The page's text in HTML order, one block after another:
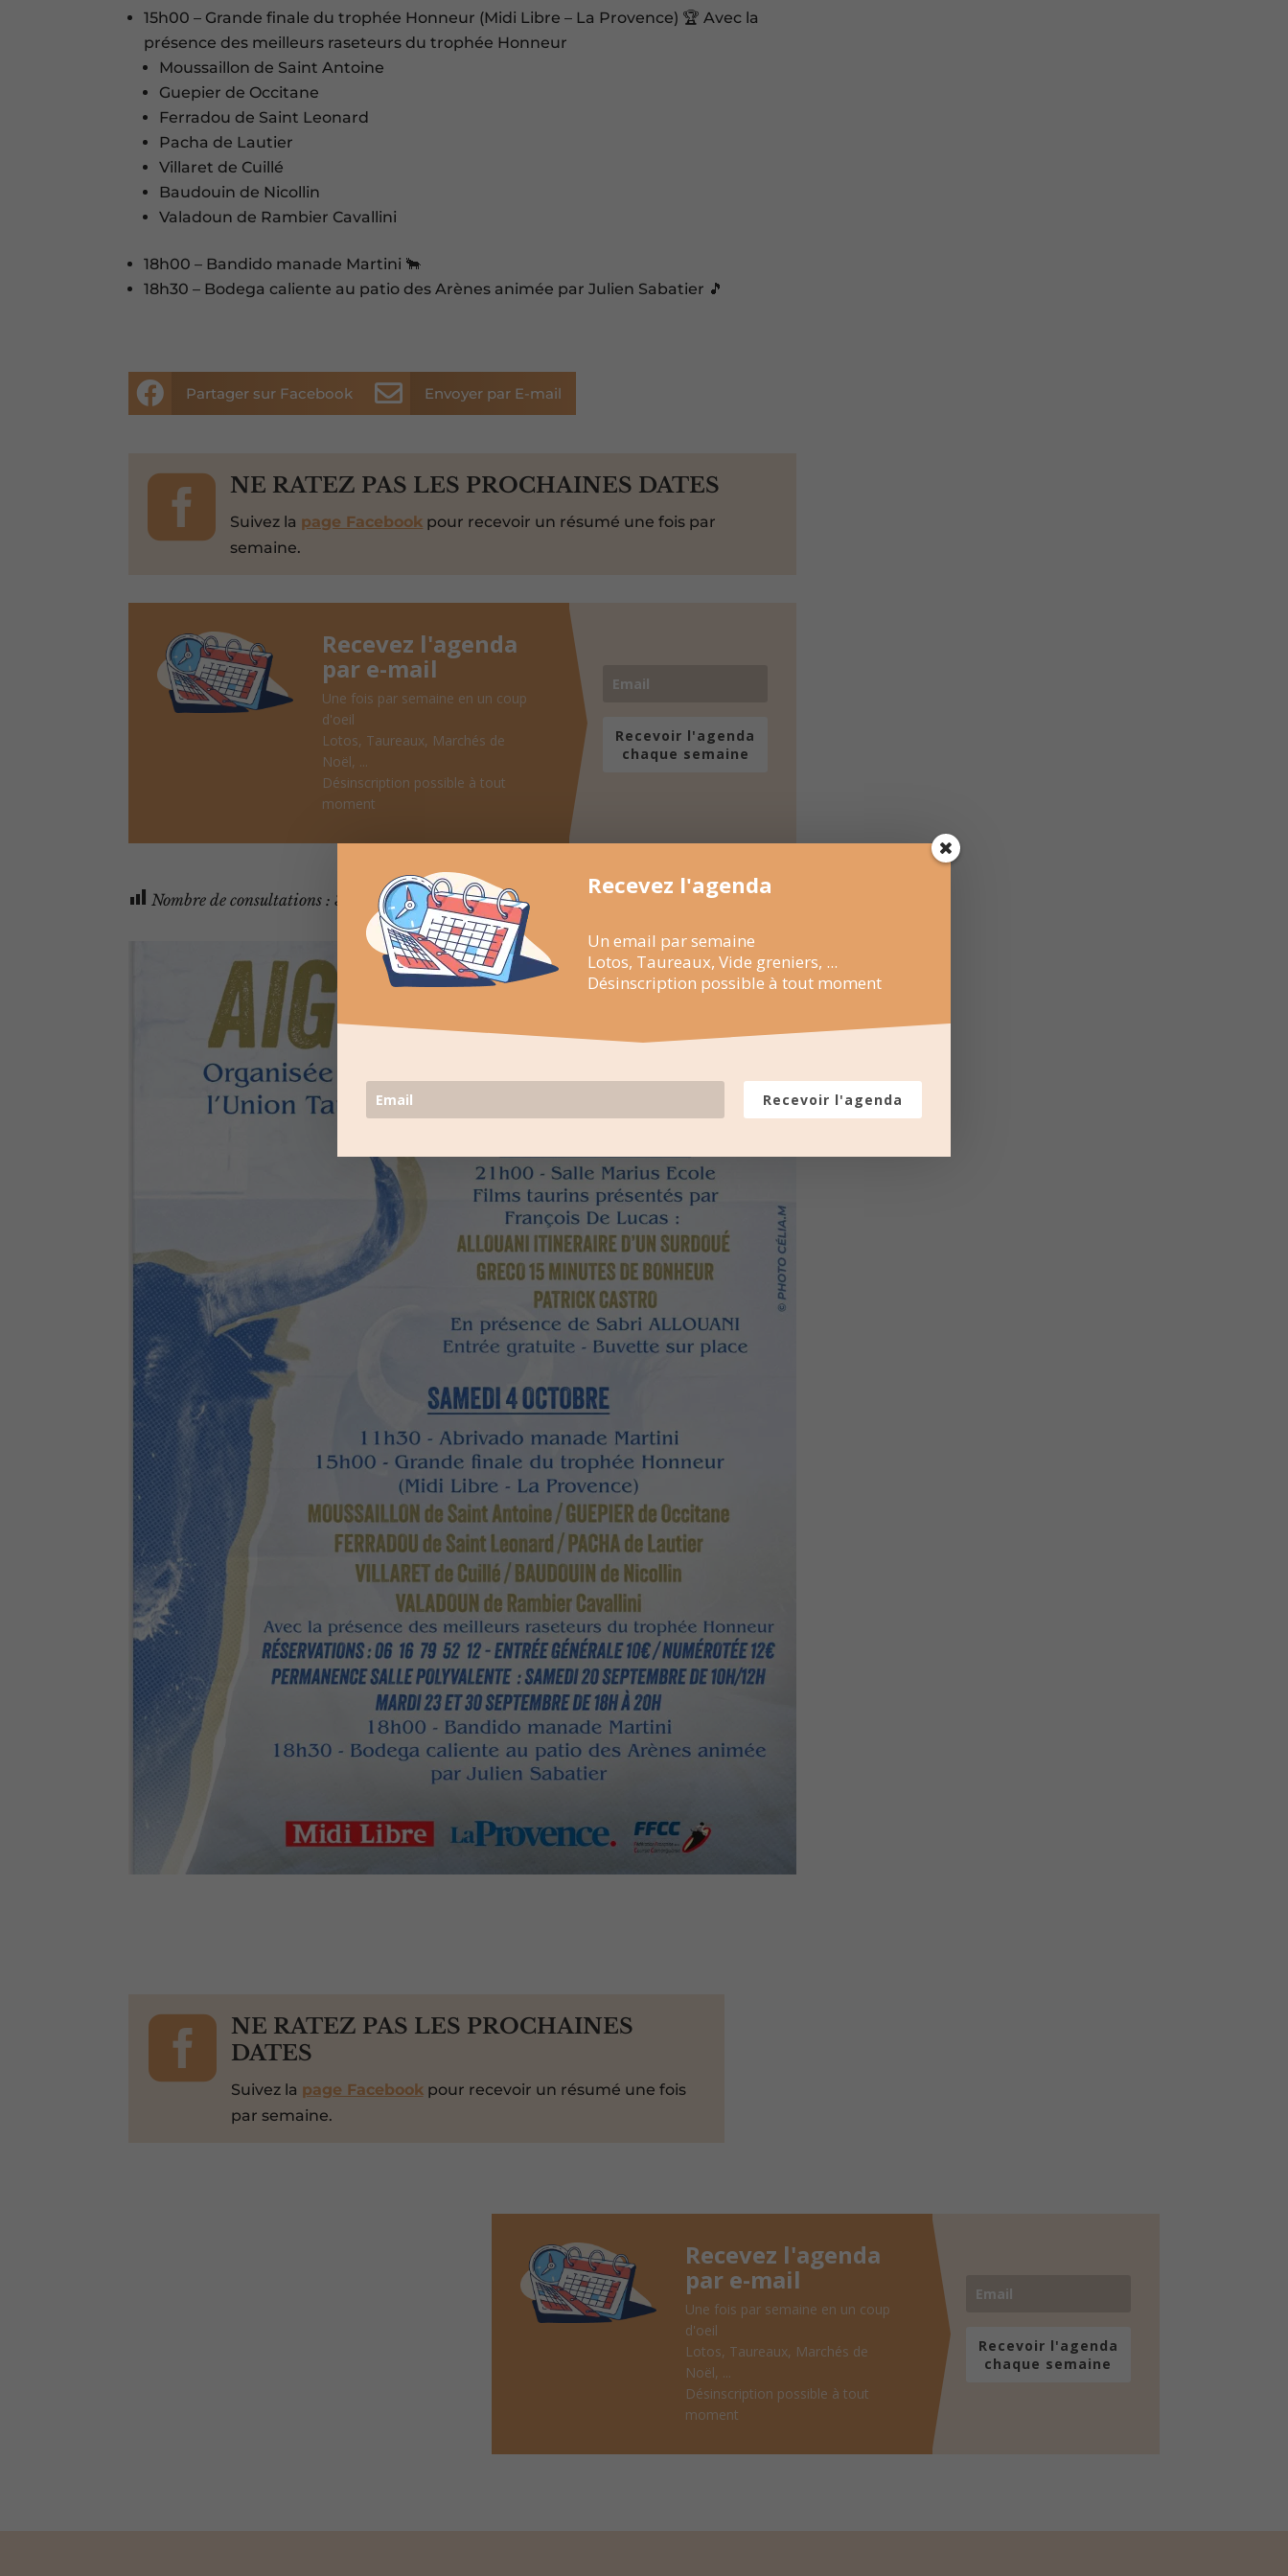
15h00 – Grande finale du trophée Honneur (Midi Libre – La Provence) 🏆 Avec la
présence des meilleurs raseteurs du trophée Honneur
Moussaillon de Saint Antoine
Guepier de Occitane
Ferradou de Saint Leonard
Pacha de Lautier
Villaret de Cuillé
Baudouin de Nicollin
Valadoun de Rambier Cavallini
18h00 – Bandido manade Martini 🐂
18h30 – Bodega caliente au patio des Arènes animée par Julien Sabatier 🎵
 Partager sur Facebook  Envoyer par E-mail
 NE RATEZ PAS LES PROCHAINES DATES
Suivez la page Facebook pour recevoir un résumé une fois par
semaine.
Recevez l'agenda
par e-mail
Une fois par semaine en un coup
d'oeil
Lotos, Taureaux, Marchés de
Noël, ...
Désinscription possible à tout
moment
Recevoir l'agenda
chaque semaine
Nombre de consultations : 333

NE RATEZ PAS LES PROCHAINES
DATES
Suivez la page Facebookpour recevoir un résumé une fois
par semaine.
Recevez l'agenda
par e-mail
Une fois par semaine en un coup
d'oeil
Lotos, Taureaux, Marchés de
Noël, ...
Désinscription possible à tout
moment
Recevoir l'agenda
chaque semaine
Recevez l'agenda
Un email par semaine
Lotos, Taureaux, Vide greniers, ...
Désinscription possible à tout moment
Recevoir l'agenda